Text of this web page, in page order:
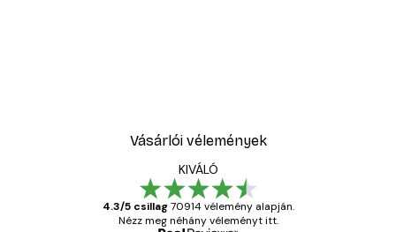
Vásárlói vélemények
KIVÁLÓ
4.3/5 csillag 70914 vélemény alapján.
Nézz meg néhány véleményt itt.